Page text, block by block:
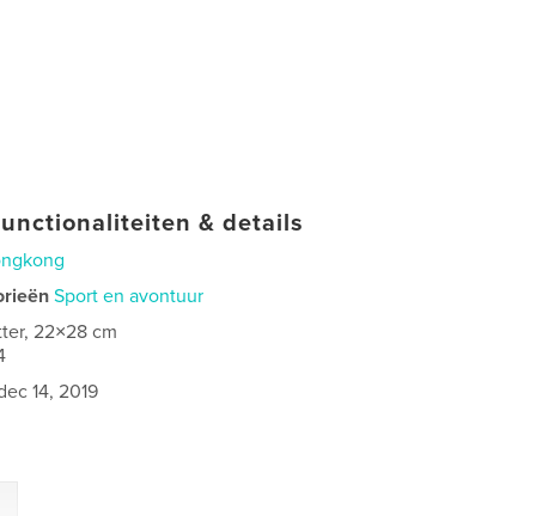
& details
Sport en avontuur
22×28 cm
14, 2019